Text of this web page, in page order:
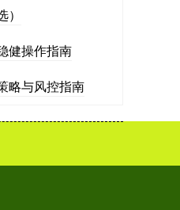
健操作指南
略与风控指南